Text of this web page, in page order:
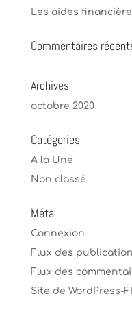
Les aides
Commentaires
Archives
octobre 2020
Catégories
A la Une
Non classé
Méta
Connexion
Flux des
Flux des
Site de WordPress-